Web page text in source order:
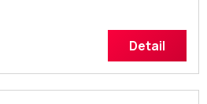
Detail